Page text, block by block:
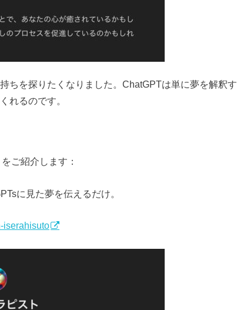
ちを探りたくなりました。ChatGPTは単に夢を解釈す
れるのです。
ご紹介します：
に見た夢を伝えるだけ。
iserahisuto